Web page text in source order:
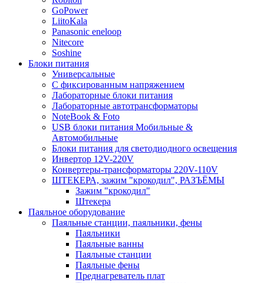
GoPower
LiitoKala
Panasonic eneloop
Nitecore
Soshine
Блоки питания
Универсальные
C фиксированным напряжением
Лабораторные блоки питания
Лабораторные автотрансформаторы
NoteBook & Foto
USB блоки питания Мобильные &
Автомобильные
Блоки питания для светодиодного освещения
Инвертор 12V-220V
Конвертеры-трансформаторы 220V-110V
ШТЕКЕРА, зажим "крокодил", РАЗЪЁМЫ
Зажим "крокодил"
Штекера
Паяльное оборудование
Паяльные станции, паяльники, фены
Паяльники
Паяльные ванны
Паяльные станции
Паяльные фены
Преднагреватель плат